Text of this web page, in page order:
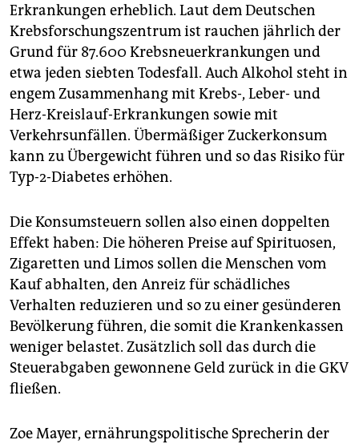
Erkrankungen erheblich. Laut dem Deutschen
Krebsforschungszentrum ist rauchen jährlich der
Grund für 87.600 Krebsneuerkrankungen und
etwa jeden siebten Todesfall. Auch Alkohol steht in
engem Zusammenhang mit Krebs-, Leber- und
Herz-Kreislauf-Erkrankungen sowie mit
Verkehrsunfällen. Übermäßiger Zuckerkonsum
kann zu Übergewicht führen und so das Risiko für
Typ-2-Diabetes erhöhen.
Die Konsumsteuern sollen also einen doppelten
Effekt haben: Die höheren Preise auf Spirituosen,
Zigaretten und Limos sollen die Menschen vom
Kauf abhalten, den Anreiz für schädliches
Verhalten reduzieren und so zu einer gesünderen
Bevölkerung führen, die somit die Krankenkassen
weniger belastet. Zusätzlich soll das durch die
Steuerabgaben gewonnene Geld zurück in die GKV
fließen.
Zoe Mayer, ernährungspolitische Sprecherin der